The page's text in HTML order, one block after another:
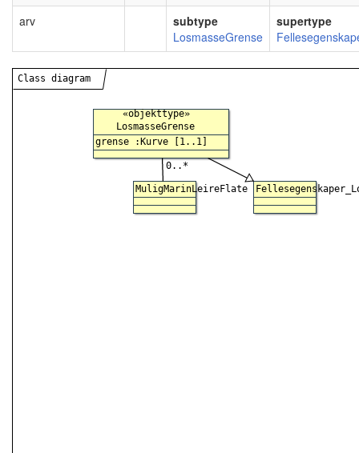
arv
subtype
LosmasseGrense
supertype